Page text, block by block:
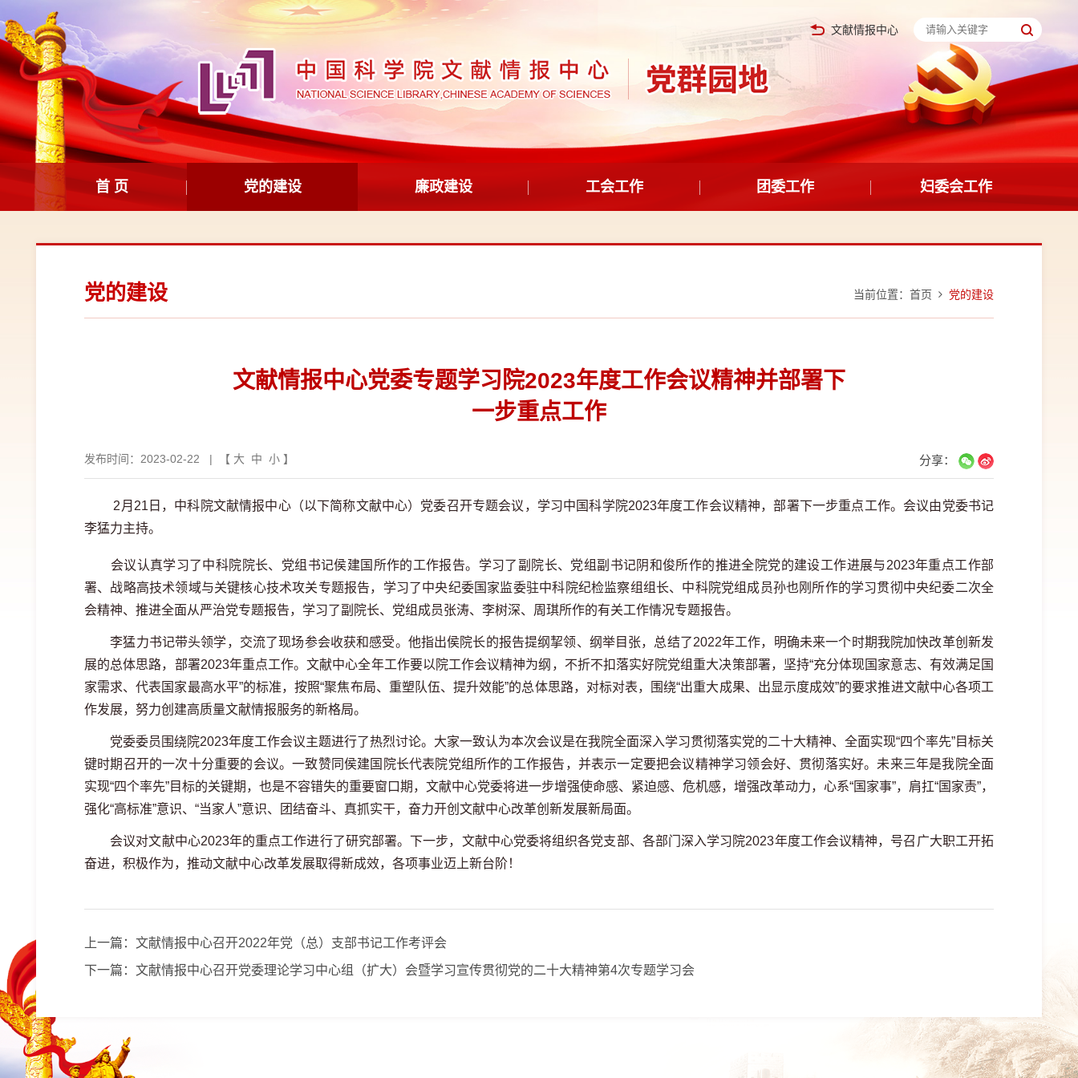
文献情报中心
首 页 党的建设 廉政建设 工会工作 团委工作 妇委会工作
当前位置： 首页 党的建设
党的建设
文献情报中心党委专题学习院2023年度工作会议精神并部署下
一步重点工作
发布时间：2023-02-22 | 【 大 中 小 】 分享：
2月21日，中科院文献情报中心（以下简称文献中心）党委召开专题会议，学习中国科学院2023年度工作会议精神，部署下一步重点工作。会议由党委书记
李猛力主持。
会议认真学习了中科院院长、党组书记侯建国所作的工作报告。学习了副院长、党组副书记阴和俊所作的推进全院党的建设工作进展与2023年重点工作部
署、战略高技术领域与关键核心技术攻关专题报告，学习了中央纪委国家监委驻中科院纪检监察组组长、中科院党组成员孙也刚所作的学习贯彻中央纪委二次全
会精神、推进全面从严治党专题报告，学习了副院长、党组成员张涛、李树深、周琪所作的有关工作情况专题报告。
李猛力书记带头领学，交流了现场参会收获和感受。他指出侯院长的报告提纲挈领、纲举目张，总结了2022年工作，明确未来一个时期我院加快改革创新发
展的总体思路，部署2023年重点工作。文献中心全年工作要以院工作会议精神为纲，不折不扣落实好院党组重大决策部署，坚持“充分体现国家意志、有效满足国
家需求、代表国家最高水平”的标准，按照“聚焦布局、重塑队伍、提升效能”的总体思路，对标对表，围绕“出重大成果、出显示度成效”的要求推进文献中心各项工
作发展，努力创建高质量文献情报服务的新格局。
党委委员围绕院2023年度工作会议主题进行了热烈讨论。大家一致认为本次会议是在我院全面深入学习贯彻落实党的二十大精神、全面实现“四个率先”目标关
键时期召开的一次十分重要的会议。一致赞同侯建国院长代表院党组所作的工作报告，并表示一定要把会议精神学习领会好、贯彻落实好。未来三年是我院全面
实现“四个率先”目标的关键期，也是不容错失的重要窗口期，文献中心党委将进一步增强使命感、紧迫感、危机感，增强改革动力，心系“国家事”，肩扛“国家责”，
强化“高标准”意识、“当家人”意识、团结奋斗、真抓实干，奋力开创文献中心改革创新发展新局面。
会议对文献中心2023年的重点工作进行了研究部署。下一步，文献中心党委将组织各党支部、各部门深入学习院2023年度工作会议精神，号召广大职工开拓
奋进，积极作为，推动文献中心改革发展取得新成效，各项事业迈上新台阶！
上一篇： 文献情报中心召开2022年党（总）支部书记工作考评会
下一篇： 文献情报中心召开党委理论学习中心组（扩大）会暨学习宣传贯彻党的二十大精神第4次专题学习会